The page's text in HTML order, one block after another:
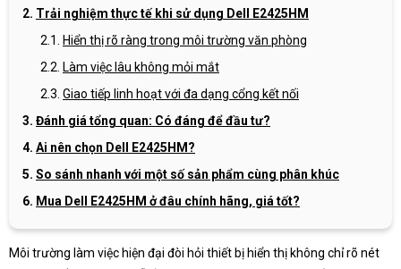
Trải nghiệm thực tế khi sử dụng Dell E2425HM
Hiển thị rõ ràng trong môi trường văn phòng
Làm việc lâu không mỏi mắt
Giao tiếp linh hoạt với đa dạng cổng kết nối
Đánh giá tổng quan: Có đáng để đầu tư?
Ai nên chọn Dell E2425HM?
So sánh nhanh với một số sản phẩm cùng phân khúc
Mua Dell E2425HM ở đâu chính hãng, giá tốt?
Môi trường làm việc hiện đại đòi hỏi thiết bị hiển thị không chỉ rõ nét